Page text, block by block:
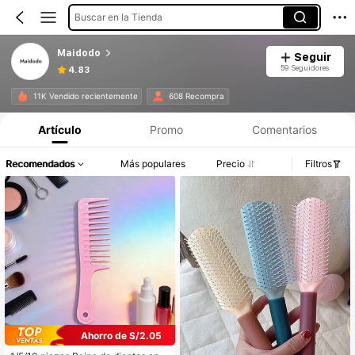
Buscar en la Tienda
Maidodo
4.83
Seguir
59 Seguidores
11K Vendido recientemente 608 Recompra
Artículo Promo Comentarios
Recomendados Más populares Precio Filtros
Ahorro de S/2.05